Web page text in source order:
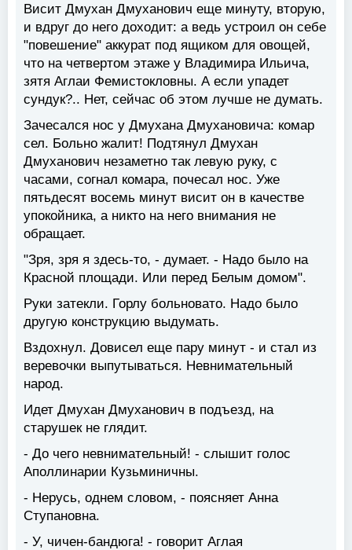
Висит Дмухан Дмуханович еще минуту, вторую,
и вдруг до него доходит: а ведь устроил он себе
"повешение" аккурат под ящиком для овощей,
что на четвертом этаже у Владимира Ильича,
зятя Аглаи Фемистокловны. А если упадет
сундук?.. Нет, сейчас об этом лучше не думать.
Зачесался нос у Дмухана Дмухановича: комар
сел. Больно жалит! Подтянул Дмухан
Дмуханович незаметно так левую руку, с
часами, согнал комара, почесал нос. Уже
пятьдесят восемь минут висит он в качестве
упокойника, а никто на него внимания не
обращает.
"Зря, зря я здесь-то, - думает. - Надо было на
Красной площади. Или перед Белым домом".
Руки затекли. Горлу больновато. Надо было
другую конструкцию выдумать.
Вздохнул. Довисел еще пару минут - и стал из
веревочки выпутываться. Невнимательный
народ.
Идет Дмухан Дмуханович в подъезд, на
старушек не глядит.
- До чего невнимательный! - слышит голос
Аполлинарии Кузьминичны.
- Нерусь, однем словом, - поясняет Анна
Ступановна.
- У, чичен-бандюга! - говорит Аглая